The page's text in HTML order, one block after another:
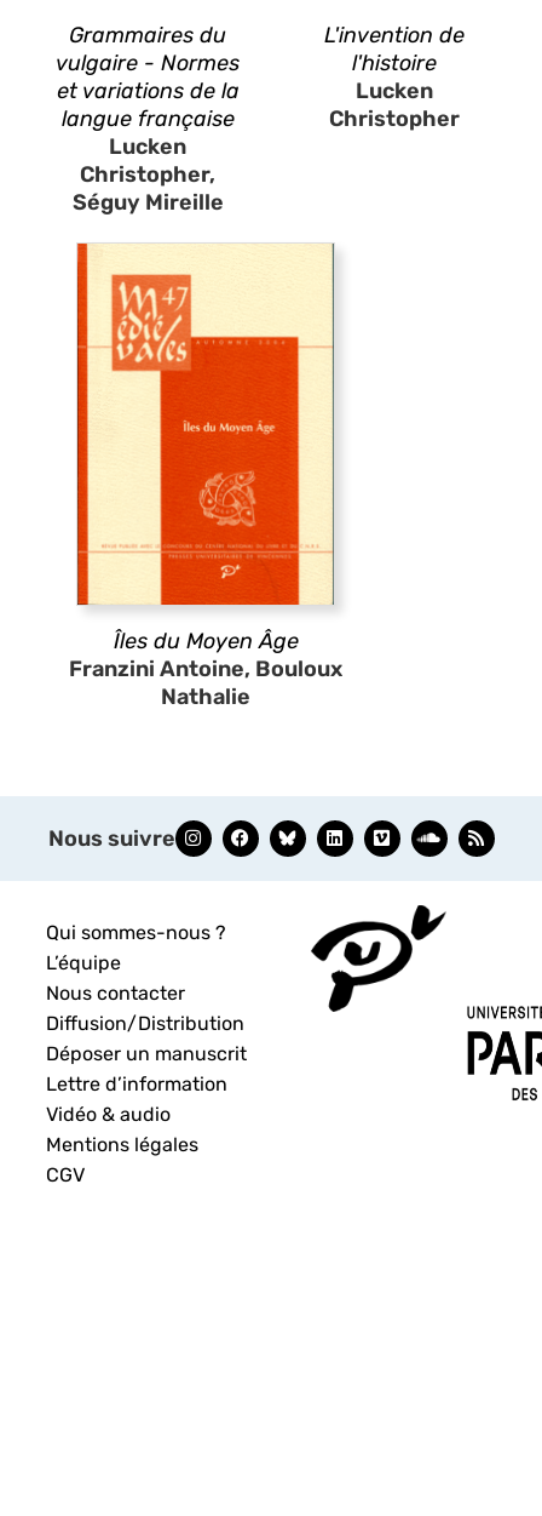
Grammaires du
vulgaire - Normes
et variations de la
langue française
Lucken
Christopher,
Séguy Mireille
L'invention de
l'histoire
Lucken
Christopher
Îles du Moyen Âge
Franzini Antoine, Bouloux
Nathalie
Nous suivre
Qui sommes-nous ?
L’équipe
Nous contacter
Diffusion/Distribution
Déposer un manuscrit
Lettre d’information
Vidéo & audio
Mentions légales
CGV